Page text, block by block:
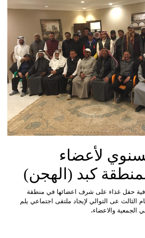
لأعضاء
كبد (الهجن)
حفل غذاء على شرف اعضائها في منطقة
الثالث عى التوالي لإيجاد ملتقى اجتماعي يلم
الجمعية والاعضاء،